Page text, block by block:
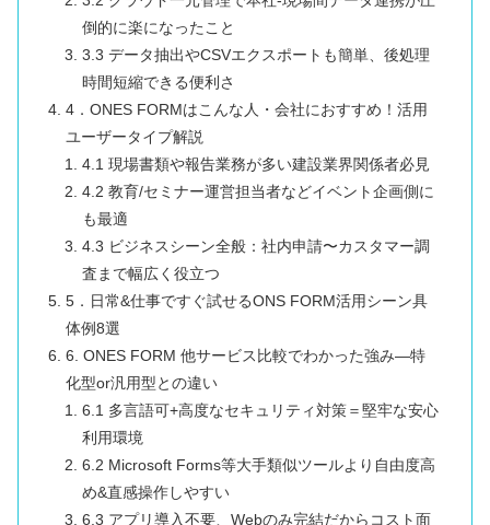
倒的に楽になったこと
3.3 データ抽出やCSVエクスポートも簡単、後処理
時間短縮できる便利さ
4．ONES FORMはこんな人・会社におすすめ！活用
ユーザータイプ解説
4.1 現場書類や報告業務が多い建設業界関係者必見
4.2 教育/セミナー運営担当者などイベント企画側に
も最適
4.3 ビジネスシーン全般：社内申請〜カスタマー調
査まで幅広く役立つ
5．日常&仕事ですぐ試せるONS FORM活用シーン具
体例8選
6. ONES FORM 他サービス比較でわかった強み―特
化型or汎用型との違い
6.1 多言語可+高度なセキュリティ対策＝堅牢な安心
利用環境
6.2 Microsoft Forms等大手類似ツールより自由度高
め&直感操作しやすい
6.3 アプリ導入不要、Webのみ完結だからコスト面